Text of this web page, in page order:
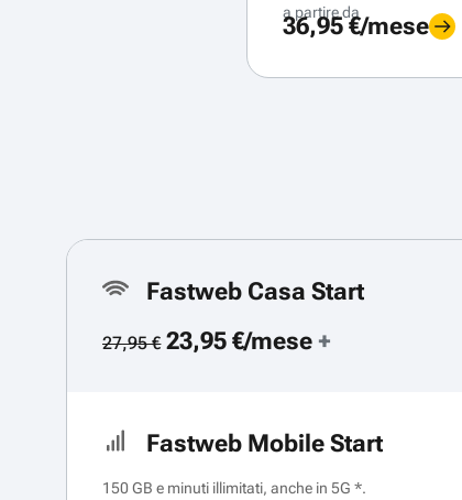
a partire da
36,95 €/mese
Fastweb Casa Start
27,95 €23,95 €/mese +
Fastweb Mobile Start
150 GB e minuti illimitati, anche in 5G *.